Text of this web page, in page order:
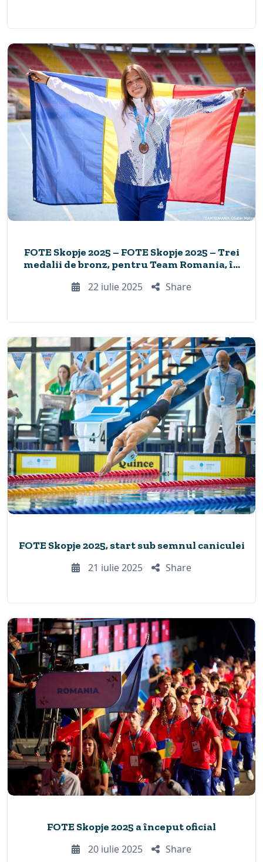
FOTE Skopje 2025 – FOTE Skopje 2025 – Trei
medalii de bronz, pentru Team Romania, în
22 iulie 2025 Share
FOTE Skopje 2025, start sub semnul caniculei
21 iulie 2025
Share
FOTE Skopje 2025 a început oficial
20 iulie 2025
Share